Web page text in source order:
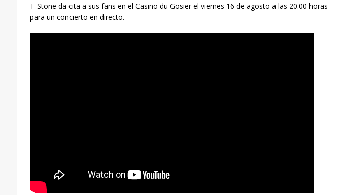
T-Stone da cita a sus fans en el Casino du Gosier el viernes 16 de agosto a las 20.00 horas
para un concierto en directo.